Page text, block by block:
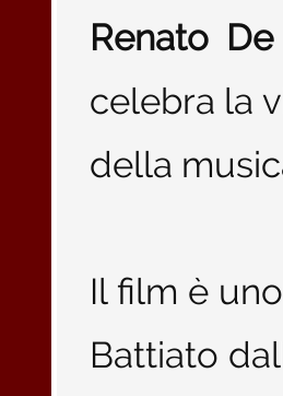
Renato
celebra la
della
Il film è
Battiato